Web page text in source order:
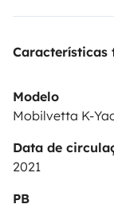
Características
Modelo
Mobilvetta K-
Data de
2021
PB